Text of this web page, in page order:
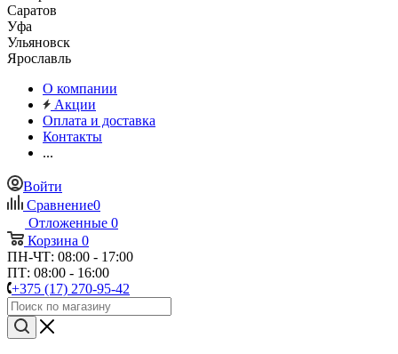
Саратов
Уфа
Ульяновск
Ярославль
О компании
Акции
Оплата и доставка
Контакты
...
Войти
Сравнение0
Отложенные 0
Корзина 0
ПН-ЧТ: 08:00 - 17:00
ПТ: 08:00 - 16:00
+375 (17) 270-95-42